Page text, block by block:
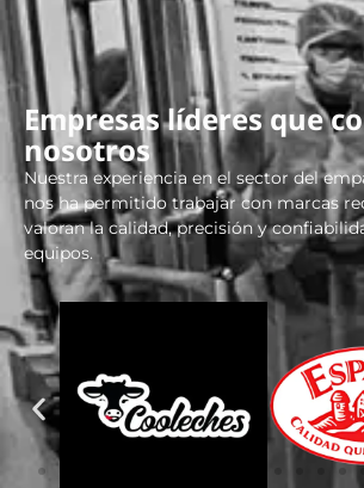
Empresas líderes que
nosotros
Nuestra experiencia en el sector del
nos ha permitido trabajar con marcas
valoran la calidad, precisión y
equipos.